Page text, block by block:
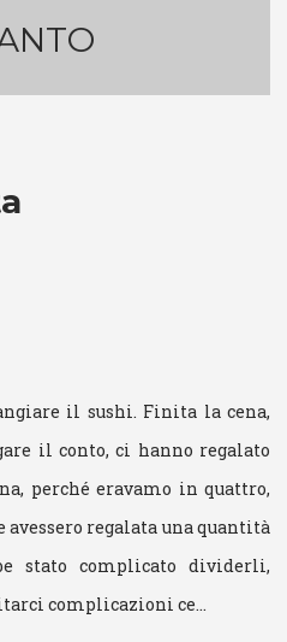
il sushi. Finita la cena,
il conto, ci hanno regalato
perché eravamo in quattro,
avessero regalata una quantità
stato complicato dividerli,
complicazioni ce…